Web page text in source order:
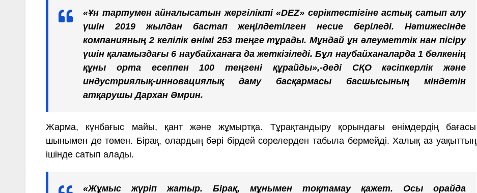
«Ұн тартумен айналысатын жергілікті «DEZ» серіктестігіне астық сатып алу
үшін 2019 жылдан бастап жеңілдетілген несие беріледі. Нәтижесінде
компанияның 2 келілік өнімі 253 теңге тұрады. Мұндай ұн әлеуметтік нан пісіру
үшін қаламыздағы 6 наубайханаға да жеткізіледі. Бұл наубайханаларда 1 бөлкенің
құны орта есеппен 100 теңгені құрайды»,-деді СҚО кәсіпкерлік және
индустриялық-инновациялық даму басқармасы басшысының міндетін
атқарушы Дархан Әмрин.
Жарма, күнбағыс майы, қант және жұмыртқа. Тұрақтандыру қорындағы өнімдердің бағасы
шынымен де төмен. Бірақ, олардың бәрі бірдей сөрелерден табыла бермейді. Халық аз уақыттың
ішінде сатып алады.
«Жұмыс жүріп жатыр. Бірақ, мұнымен тоқтамау қажет. Осы орайда